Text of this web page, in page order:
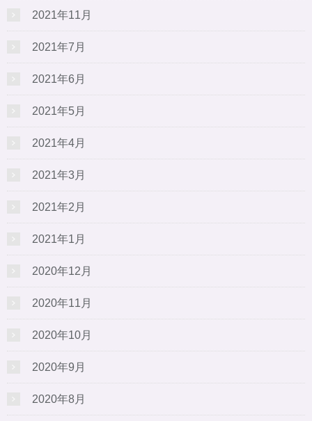
2021年11月
2021年7月
2021年6月
2021年5月
2021年4月
2021年3月
2021年2月
2021年1月
2020年12月
2020年11月
2020年10月
2020年9月
2020年8月